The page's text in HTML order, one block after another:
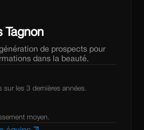
Tagnon
de prospects pour
dans la beauté.
sur les 3 dernières années.
moyen.